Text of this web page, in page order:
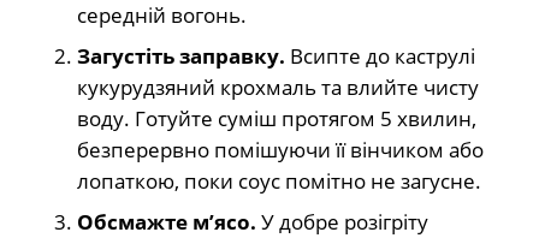
середній вогонь.
Загустіть заправку. Всипте до каструлі
кукурудзяний крохмаль та влийте чисту
воду. Готуйте суміш протягом 5 хвилин,
безперервно помішуючи її вінчиком або
лопаткою, поки соус помітно не загусне.
Обсмажте м’ясо. У добре розігріту